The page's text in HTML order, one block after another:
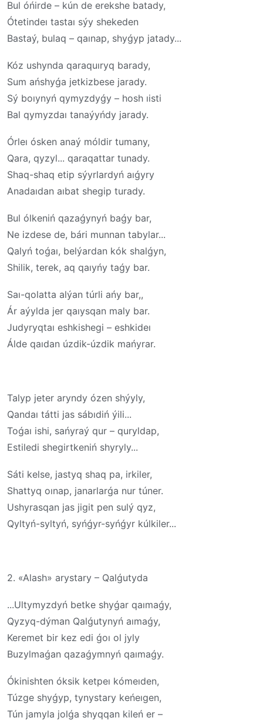
Bul óńirde – kún de erekshe batady,
Ótetindeı tastaı sýy shekeden
Bastaý, bulaq – qaınap, shyǵyp jatady...
Kóz ushynda qaraquıryq barady,
Sum ańshyǵa jetkizbese jarady.
Sý boıynyń qymyzdyǵy – hosh ıisti
Bal qymyzdaı tanaýyńdy jarady.
Órleı ósken anaý móldir tumany,
Qara, qyzyl... qaraqattar tunady.
Shaq-shaq etip sýyrlardyń aıǵyry
Anadaıdan aıbat shegip turady.
Bul ólkeniń qazaǵynyń baǵy bar,
Ne izdese de, bári munnan tabylar...
Qalyń toǵaı, belýardan kók shalǵyn,
Shilik, terek, aq qaıyńy taǵy bar.
Saı-qolatta alýan túrli ańy bar,,
Ár aýylda jer qaıysqan maly bar.
Judyryqtaı eshkishegi – eshkideı
Álde qaıdan úzdik-úzdik mańyrar.
Talyp jeter aryndy ózen shýyly,
Qandaı tátti jas sábıdiń ýili...
Toǵaı ishi, sańyraý qur – quryldap,
Estiledi shegirtkeniń shyryly...
Sáti kelse, jastyq shaq pa, irkiler,
Shattyq oınap, janarlarǵa nur túner.
Ushyrasqan jas jigit pen sulý qyz,
Qyltyń-syltyń, syńǵyr-syńǵyr kúlkiler...
2. «Alash» arystary – Qalǵutyda
...Ultymyzdyń betke shyǵar qaımaǵy,
Qyzyq-dýman Qalǵutynyń aımaǵy,
Keremet bir kez edi ǵoı ol jyly
Buzylmaǵan qazaǵymnyń qaımaǵy.
Ókinishten óksik ketpeı kómeıden,
Túzge shyǵyp, tynystary keńeıgen,
Tún jamyla jolǵa shyqqan kileń er –